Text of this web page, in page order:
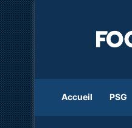
Accueil PSG